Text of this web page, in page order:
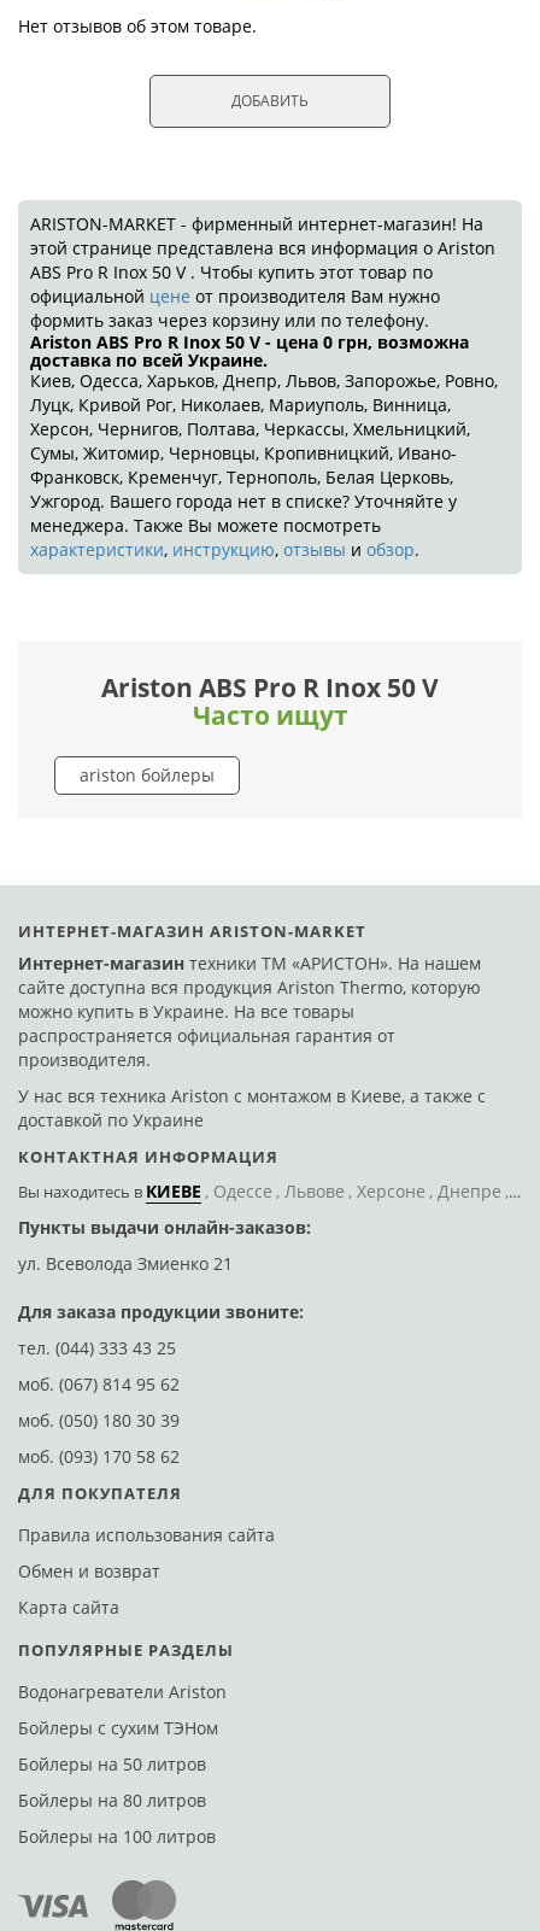
Нет отзывов об этом товаре.
ДОБАВИТЬ
ARISTON-MARKET - фирменный интернет-магазин! На
этой странице представлена вся информация о Ariston
ABS Pro R Inox 50 V . Чтобы купить этот товар по
официальной цене от производителя Вам нужно
формить заказ через корзину или по телефону.
Ariston ABS Pro R Inox 50 V - цена 0 грн, возможна
доставка по всей Украине.
Киев, Одесса, Харьков, Днепр, Львов, Запорожье, Ровно,
Луцк, Кривой Рог, Николаев, Мариуполь, Винница,
Херсон, Чернигов, Полтава, Черкассы, Хмельницкий,
Сумы, Житомир, Черновцы, Кропивницкий, Ивано-
Франковск, Кременчуг, Тернополь, Белая Церковь,
Ужгород. Вашего города нет в списке? Уточняйте у
менеджера. Также Вы можете посмотреть
характеристики, инструкцию, отзывы и обзор.
Ariston ABS Pro R Inox 50 V
Часто ищут
ariston бойлеры
ИНТЕРНЕТ-МАГАЗИН ARISTON-MARKET
Интернет-магазин техники ТМ «АРИСТОН». На нашем
сайте доступна вся продукция Ariston Thermo, которую
можно купить в Украине. На все товары
распространяется официальная гарантия от
производителя.
У нас вся техника Ariston с монтажом в Киеве, а также с
доставкой по Украине
КОНТАКТНАЯ ИНФОРМАЦИЯ
Вы находитесь в КИЕВЕ Одессе Львове Херсоне Днепре
Пункты выдачи онлайн-заказов:
ул. Всеволода Змиенко 21
Для заказа продукции звоните:
тел. (044) 333 43 25
моб. (067) 814 95 62
моб. (050) 180 30 39
моб. (093) 170 58 62
ДЛЯ ПОКУПАТЕЛЯ
Правила использования сайта
Обмен и возврат
Карта сайта
ПОПУЛЯРНЫЕ РАЗДЕЛЫ
Водонагреватели Ariston
Бойлеры с сухим ТЭНом
Бойлеры на 50 литров
Бойлеры на 80 литров
Бойлеры на 100 литров